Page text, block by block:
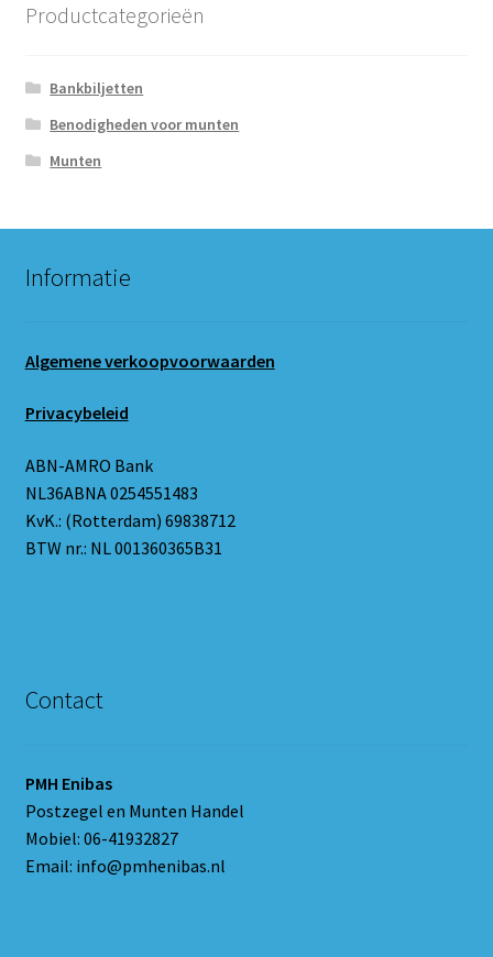
Productcategorieën
Bankbiljetten
Benodigheden voor munten
Munten
Informatie
Algemene verkoopvoorwaarden
Privacybeleid
ABN-AMRO Bank
NL36ABNA 0254551483
KvK.: (Rotterdam) 69838712
BTW nr.: NL 001360365B31
Contact
PMH Enibas
Postzegel en Munten Handel
Mobiel: 06-41932827
Email: info@pmhenibas.nl